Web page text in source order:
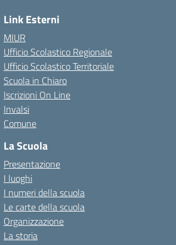
Link Esterni
MIUR
Ufficio Scolastico Regionale
Ufficio Scolastico Territoriale
Scuola in Chiaro
Iscrizioni On Line
Invalsi
Comune
La Scuola
Presentazione
I luoghi
I numeri della scuola
Le carte della scuola
Organizzazione
La storia